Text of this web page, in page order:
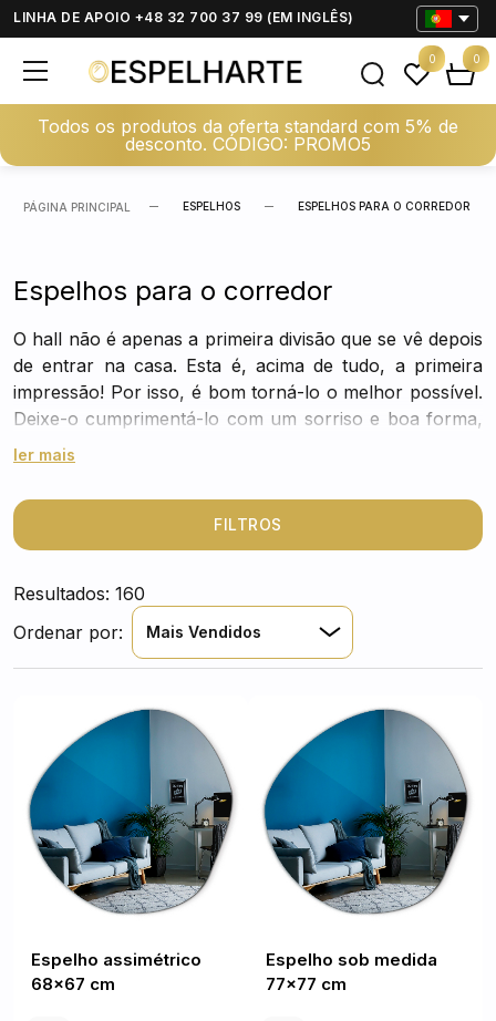
LINHA DE APOIO +48 32 700 37 99 (EM INGLÊS)
Todos os produtos da oferta standard com 5% de
desconto. CÓDIGO: PROMO5
0 0
PÁGINA PRINCIPAL ESPELHOS ESPELHOS PARA O CORREDOR
Espelhos para o corredor
O hall não é apenas a primeira divisão que se vê depois
de entrar na casa. Esta é, acima de tudo, a primeira
impressão! Por isso, é bom torná-lo o melhor possível.
Deixe-o cumprimentá-lo com um sorriso e boa forma,
com as cores de cada estação, deixe-o refletir o
necessáriosespelhos apropriados para o corredor,
mostrarão tudo o que é bom e ao mesmo tempo serão
extremamente úteis e práticos.
ler mais
FILTROS
Resultados: 160
Ordenar por:
Mais Vendidos
Espelho assimétrico
68x67 cm
Espelho sob medida
77x77 cm